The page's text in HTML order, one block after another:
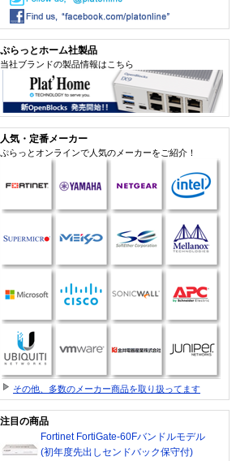
ぷらっとホーム社製品
当社ブランドの製品情報はこちら
人気・定番メーカー
ぷらっとオンラインで人気のメーカーをご紹介！
その他、多数のメーカー商品を取り扱ってます
注目の商品
Fortinet FortiGate-60Fバンドルモデル
(初年度先出しセンドバック保守付)